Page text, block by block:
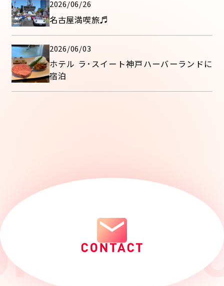
2026/06/26
名古屋満喫旅♬
2026/06/03
ホテル ラ･スイート神戸ハーバーランドに
宿泊